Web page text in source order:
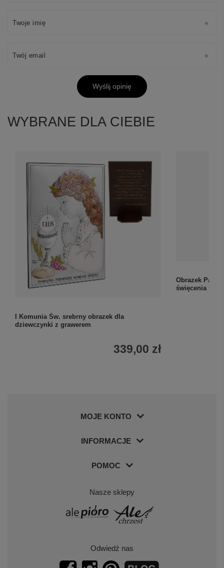
Twoje imię
Twój email
Wyślij opinię
WYBRANE DLA CIEBIE
I Komunia Św. srebrny obrazek dla
dziewczynki z grawerem
339,00 zł
Obrazek
święcenia
MOJE KONTO
INFORMACJE
POMOC
Nasze sklepy
Odwiedź nas